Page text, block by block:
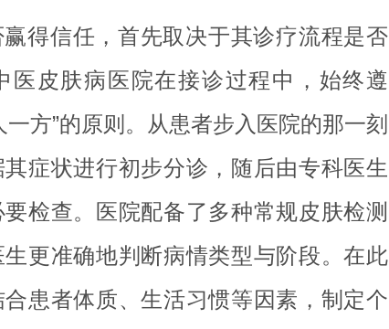
得信任，首先取决于其诊疗流程是否
医皮肤病医院在接诊过程中，始终遵
方”的原则。从患者步入医院的那一刻
症状进行初步分诊，随后由专科医生
检查。医院配备了多种常规皮肤检测
更准确地判断病情类型与阶段。在此
患者体质、生活习惯等因素，制定个